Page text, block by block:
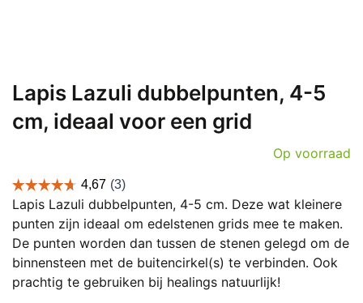
Lapis Lazuli dubbelpunten, 4-5
cm, ideaal voor een grid
Op voorraad
Lapis Lazuli dubbelpunten, 4-5 cm. Deze wat kleinere
punten zijn ideaal om edelstenen grids mee te maken.
De punten worden dan tussen de stenen gelegd om de
binnensteen met de buitencirkel(s) te verbinden. Ook
prachtig te gebruiken bij healings natuurlijk!